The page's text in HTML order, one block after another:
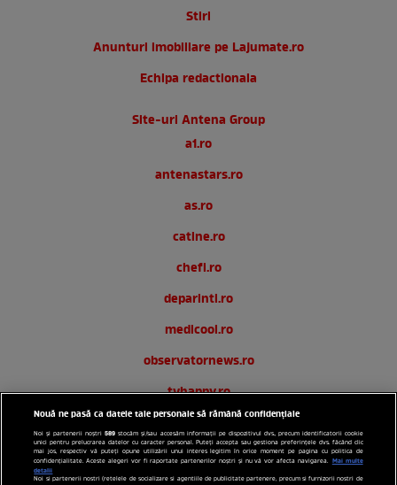
Stiri
Anunturi imobiliare pe Lajumate.ro
Echipa redactionala
Site-uri Antena Group
a1.ro
antenastars.ro
as.ro
catine.ro
chefi.ro
deparinti.ro
medicool.ro
observatornews.ro
tvhappy.ro
useit.ro
zutv.ro
Nouă ne pasă ca datele tale personale să rămână confidențiale
Noi și partenerii noștri589 stocăm și/sau accesăm informații pe dispozitivul dvs., precum identificatorii cookie
unici pentru prelucrarea datelor cu caracter personal. Puteți accepta sau gestiona preferințele dvs. făcând clic
mai jos, respectiv vă puteți opune utilizării unui interes legitim în orice moment pe pagina cu politica de
confidențialitate. Aceste alegeri vor fi raportate partenerilor noștri și nu vă vor afecta navigarea. Mai multe
detalii
Noi si partenerii nostri (retelele de socializare si agentiile de publicitate partenere, precum si furnizorii nostri de